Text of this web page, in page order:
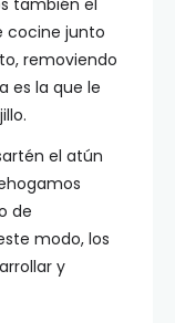
también el
cocine junto
removiendo
es la que le
el atún
de
modo, los
y